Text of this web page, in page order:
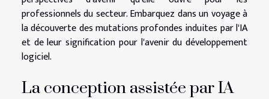
professionnels du secteur. Embarquez dans un voyage à
la découverte des mutations profondes induites par l'IA
et de leur signification pour l'avenir du développement
logiciel.
La conception assistée par IA